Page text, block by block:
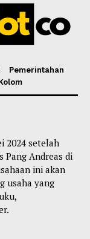
Pemerintahan
2024 setelah
Andreas di
ini akan
usaha yang